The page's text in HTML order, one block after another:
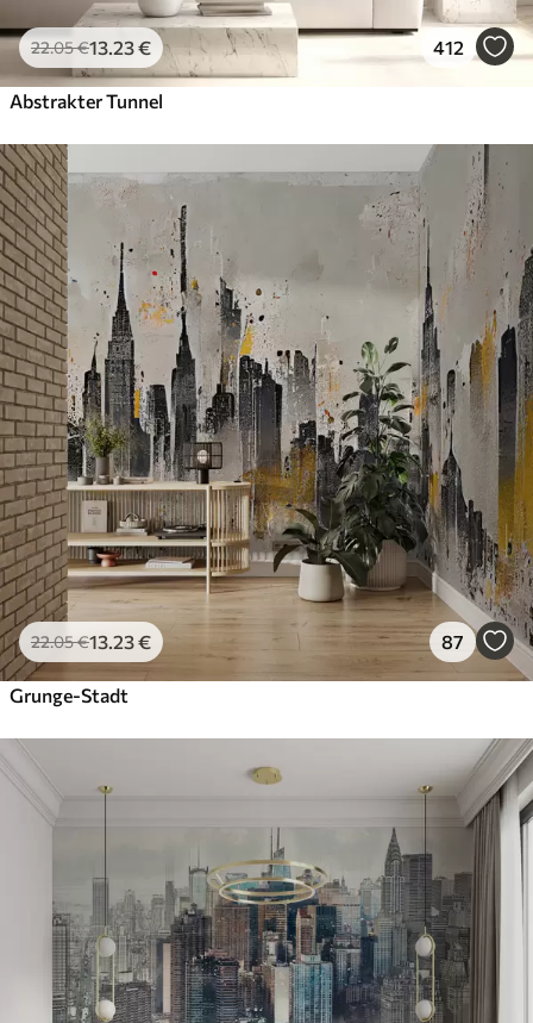
22.05€13 .23€ 412
Abstrakter Tunnel
22.05€13 .23€ 87
Grunge-Stadt